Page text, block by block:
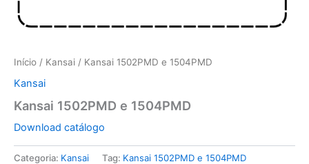
Início / Kansai / Kansai 1502PMD e 1504PMD
Kansai
Kansai 1502PMD e 1504PMD
Download catálogo
Categoria: Kansai Tag: Kansai 1502PMD e 1504PMD